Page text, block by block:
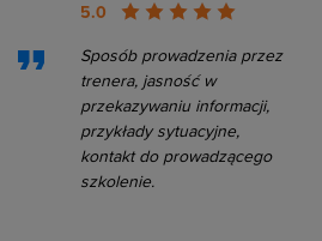
5.0
Sposób prowadzenia przez
trenera, jasność w
przekazywaniu informacji,
przykłady sytuacyjne,
kontakt do prowadzącego
szkolenie.